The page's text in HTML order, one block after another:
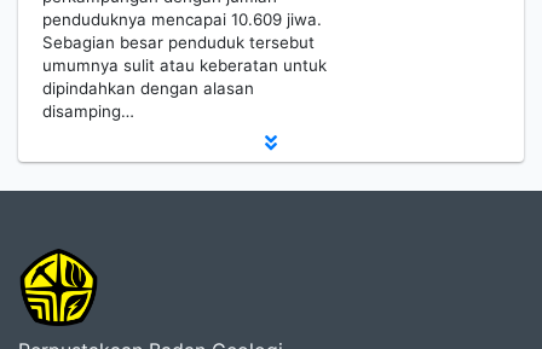
penduduknya mencapai 10.609 jiwa.
Sebagian besar penduduk tersebut
umumnya sulit atau keberatan untuk
dipindahkan dengan alasan
disamping…